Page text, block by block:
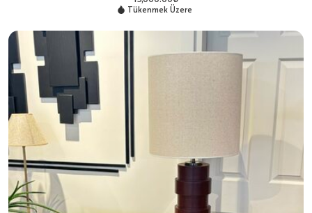
Tükenmek Üzere